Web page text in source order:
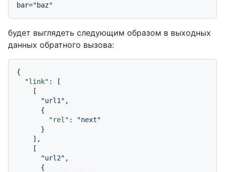
будет выглядеть следующим образом в выходных
данных обратного вызова:
{
"link" :
[
[
"url1" ,
{
"rel" :
"next"
}
] ,
[
"url2" ,
{